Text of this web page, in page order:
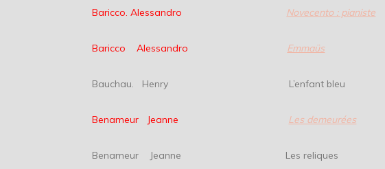
Baricco. Alessandro Novecento : pianiste
Baricco Alessandro Emmaüs
Bauchau. Henry L’enfant bleu
Benameur Jeanne Les demeurées
Benameur Jeanne Les reliques